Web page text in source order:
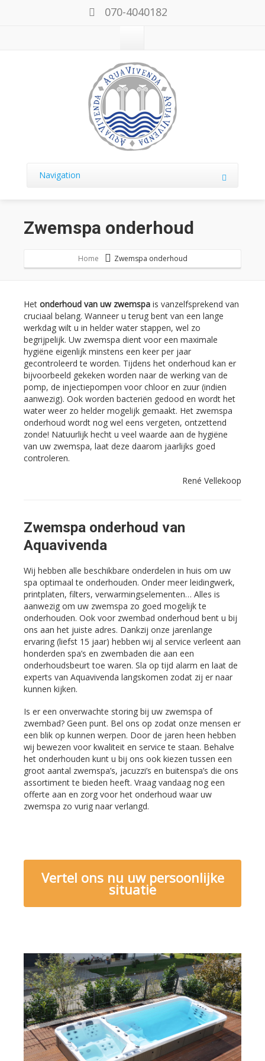
070-4040182
Navigation
Zwemspa onderhoud
Home Zwemspa onderhoud
Het onderhoud van uw zwemspa is vanzelfsprekend van
cruciaal belang. Wanneer u terug bent van een lange
werkdag wilt u in helder water stappen, wel zo
begrijpelijk. Uw zwemspa dient voor een maximale
hygiëne eigenlijk minstens een keer per jaar
gecontroleerd te worden. Tijdens het onderhoud kan er
bijvoorbeeld gekeken worden naar de werking van de
pomp, de injectiepompen voor chloor en zuur (indien
aanwezig). Ook worden bacteriën gedood en wordt het
water weer zo helder mogelijk gemaakt. Het zwemspa
onderhoud wordt nog wel eens vergeten, ontzettend
zonde! Natuurlijk hecht u veel waarde aan de hygiëne
van uw zwemspa, laat deze daarom jaarlijks goed
controleren.
René Vellekoop
Zwemspa onderhoud van
Aquavivenda
Wij hebben alle beschikbare onderdelen in huis om uw
spa optimaal te onderhouden. Onder meer leidingwerk,
printplaten, filters, verwarmingselementen… Alles is
aanwezig om uw zwemspa zo goed mogelijk te
onderhouden. Ook voor zwembad onderhoud bent u bij
ons aan het juiste adres. Dankzij onze jarenlange
ervaring (liefst 15 jaar) hebben wij al service verleent aan
honderden spa’s en zwembaden die aan een
onderhoudsbeurt toe waren. Sla op tijd alarm en laat de
experts van Aquavivenda langskomen zodat zij er naar
kunnen kijken.
Is er een onverwachte storing bij uw zwemspa of
zwembad? Geen punt. Bel ons op zodat onze mensen er
een blik op kunnen werpen. Door de jaren heen hebben
wij bewezen voor kwaliteit en service te staan. Behalve
het onderhouden kunt u bij ons ook kiezen tussen een
groot aantal zwemspa’s, jacuzzi’s en buitenspa’s die ons
assortiment te bieden heeft. Vraag vandaag nog een
offerte aan en zorg voor het onderhoud waar uw
zwemspa zo vurig naar verlangd.
Vertel ons nu uw persoonlijke
situatie